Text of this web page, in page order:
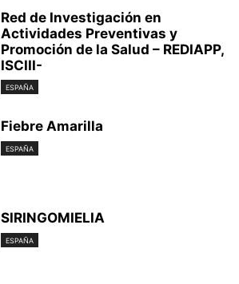
Red de Investigación en
Actividades Preventivas y
Promoción de la Salud – REDIAPP,
ISCIII-
ESPAÑA
Fiebre Amarilla
ESPAÑA
SIRINGOMIELIA
ESPAÑA